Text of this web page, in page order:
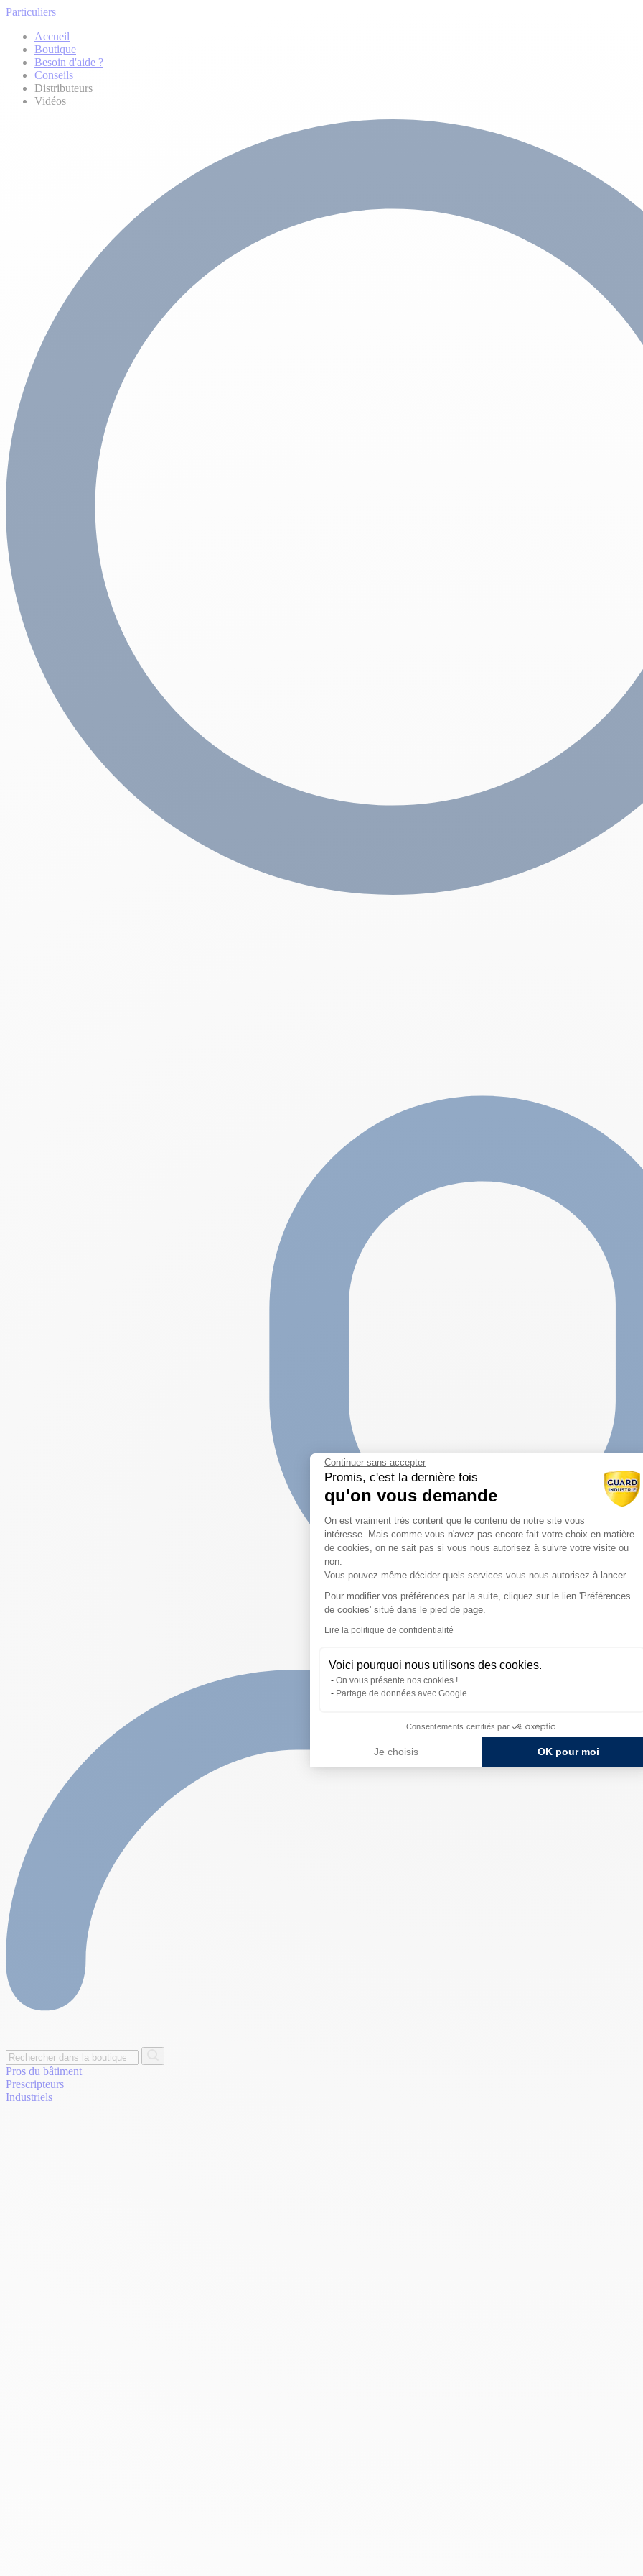
Particuliers
Accueil
Boutique
Besoin d'aide ?
Conseils
Distributeurs
Vidéos
Pros du bâtiment
Prescripteurs
Industriels
Continuer sans accepter
Promis, c'est la dernière fois
qu'on vous demande
Plateforme de Gestion du
On est vraiment très content que le contenu de notre site vous
intéresse. Mais comme vous n'avez pas encore fait votre choix en matière
de cookies, on ne sait pas si vous nous autorisez à suivre votre visite ou
non.
Vous pouvez même décider quels services vous nous autorisez à lancer.
Pour modifier vos préférences par la suite, cliquez sur le lien 'Préférences
de cookies' situé dans le pied de page.
Lire la politique de confidentialité
Voici pourquoi nous utilisons des cookies.
On vous présente nos cookies !
Partage de données avec Google
Consentements certifiés par
Je choisis OK pour moi
Axeptio consent